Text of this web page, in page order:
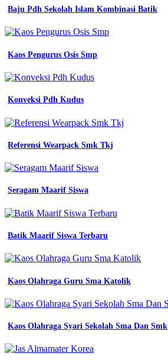
bapelright
konveksi
54
Model
Baju
Seragam
Batik
Sekolah
Model
Baju
Seragam
Tk
Terbaru
terbaru
baju
guru
baju
54
terbaru
Merk
wearpack
Baju Pdh Sekolah Islam Kombinasi Batik
Kaos Pengurus Osis Smp
Konveksi Pdh Kudus
Referensi Wearpack Smk Tkj
Seragam Maarif Siswa
Batik Maarif Siswa Terbaru
Kaos Olahraga Guru Sma Katolik
Kaos Olahraga Syari Sekolah Sma Dan Smk